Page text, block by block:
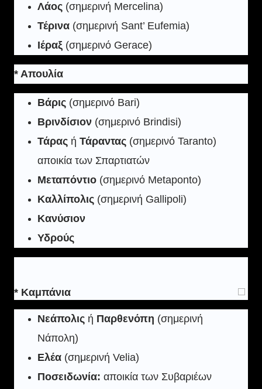
Λάος (σημερινή Mercelina)
Τέρινα (σημερινή Sant’ Eufemia)
Ιέραξ (σημερινό Gerace)
* Απουλία
Βάρις (σημερινό Bari)
Βρινδίσιον (σημερινό Brindisi)
Τάρας ή Τάραντας (σημερινό Taranto)
αποικία των Σπαρτιατών
Μεταπόντιο (σημερινό Metaponto)
Καλλίπολις (σημερινή Gallipoli)
Κανύσιον
Υδρούς
* Καμπάνια
Νεάπολις ή Παρθενόπη (σημερινή
Νάπολη)
Ελέα (σημερινή Velia)
Ποσειδωνία: αποικία των Συβαριέων